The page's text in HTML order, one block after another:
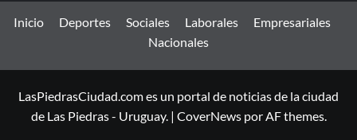
Inicio Deportes Sociales Laborales
Empresariales
Nacionales
LasPiedrasCiudad.com es un portal de noticias de la ciudad
de Las Piedras - Uruguay. | CoverNewspor AF themes.